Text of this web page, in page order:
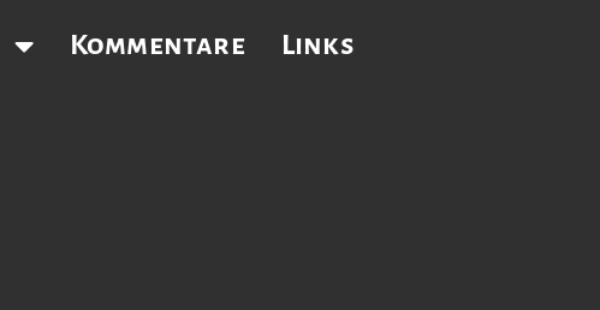
Kommentare Links